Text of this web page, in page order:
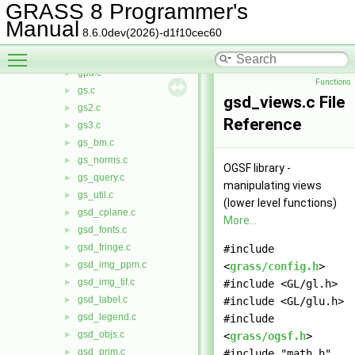
GRASS 8 Programmer's
Manual 8.6.0dev(2026)-d1f10cec60
► gk2.c
► gp.c
► gp2.c
► gpd.c
► gs.c
► gs2.c
► gs3.c
► gs_bm.c
► gs_norms.c
► gs_query.c
► gs_util.c
► gsd_cplane.c
► gsd_fonts.c
► gsd_fringe.c
► gsd_img_ppm.c
► gsd_img_tif.c
► gsd_label.c
► gsd_legend.c
► gsd_objs.c
► gsd_prim.c
Functions
gsd_views.c File
Reference
OGSF library -
manipulating views
(lower level functions)
More...
#include
<grass/config.h>
#include <GL/gl.h>
#include <GL/glu.h>
#include
<grass/ogsf.h>